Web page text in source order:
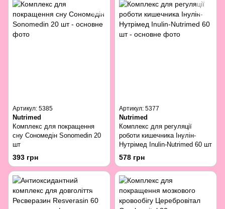
Артикул: 5385
Nutrimed
Комплекс для покращення
сну Сономедін Sonomedin 20
шт
393 грн
Артикул: 5377
Nutrimed
Комплекс для регуляції
роботи кишечника Інулін-
Нутрімед Inulin-Nutrimed 60 шт
578 грн